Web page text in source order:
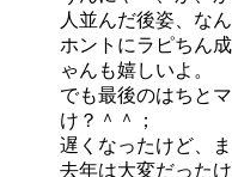
人並んだ後姿、な
ホントにラピちん
ゃんも嬉しいよ。
でも最後のはちと
け？＾＾；
遅くなったけど、
去年は大変だった